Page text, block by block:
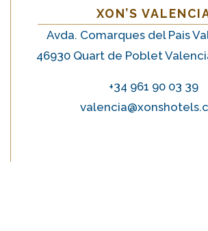
XON’S
Avda. Comarques del Pais
46930 Quart de Poblet
+34 961 90 03 39